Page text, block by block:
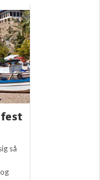
fest
så